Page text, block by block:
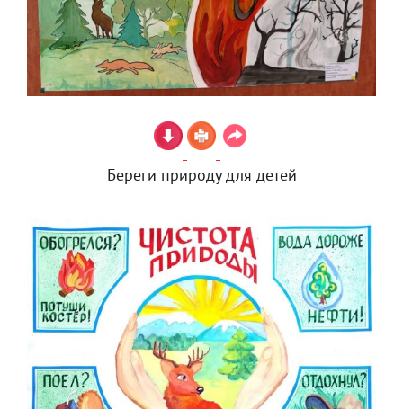
Береги природу для детей